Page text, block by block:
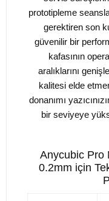
prototipleme
gerektiren son
güvenilir bir
kafasının
aralıklarını
kalitesi elde
donanımı
bir seviyeye
Anycubic Pro
0.2mm için